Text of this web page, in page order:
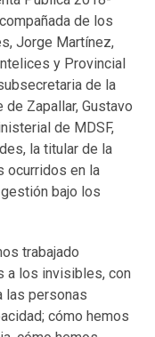
de los
Jorge Martínez,
y Provincial
de la
de Zapallar, Gustavo
de MDSF,
la titular de la
ocurridos en la
bajo los
trabajado
a los invisibles, con
las personas
cómo hemos